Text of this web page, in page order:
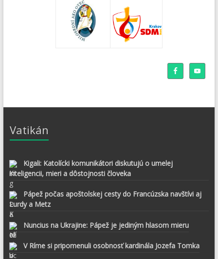
Vatikán
Kigali: Katolícki komunikátori diskutujú o umelej
inteligencii, mieri a dôstojnosti človeka
Pápež počas apoštolskej cesty do Francúzska navštívi aj
Lurdy a Metz
Nuncius na Ukrajine: Pápež je jediným hlasom mieru
V Ríme si pripomenuli osobnosť kardinála Jozefa Tomka